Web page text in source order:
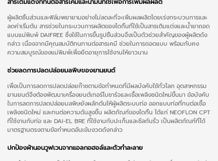
ผู้ผลิตชิ้นส่วนและฟิล์มพยายามอย่างไม่ลดละที่จะเพิ่มผลผลิตโดยเร่งกระบวนการและ
ลดค่าเริ่มต้น สารช่วยในกระบวนการผลิตของไดกิ้นที่ใช้เป็นสารเติมแต่งและน้ำยาถอด
แบบแม่พิมพ์ DAIFREE ซึ่งใช้ในการขึ้นรูปชิ้นส่วนจึงเป็นตัวช่วยสำคัญของผู้ผลิตดัง
กล่าว เนื่องจากมีคุณสมบัติทนทานต่อสารเคมี ช่วยในการถอดแบบ พร้อมกับคง
ความสมบูรณ์ของแม่พิมพ์เพื่อยืดอายุการใช้งานให้ยาวนาน
ช่วยลดการปลดปล่อยมลพิษของยานยนต์
เพื่อเป็นการลดการปลดปล่อยก๊าซตามข้อกำหนดที่มีผลบังคับใช้ทั่วโลก อุตสาหกรรม
ยานยนต์จึงต้องพัฒนาเครื่องยนต์เทอร์โบชาร์จและเชื้อเพลิงชนิดใหม่ขึ้นมา ข้อบังคับ
ในการลดการปลดปล่อยมลพิษยังผลักดันให้ผู้ผลิตระบบท่อ ออกแบบท่อที่ทนต่อเชื้อ
เพลิงชนิดใหม่ และทนต่อความดันสูงขึ้น ผลิตภัณฑ์ของไดกิ้น ได้แก่ NEOFLON CPT
ที่ใช้งานกับท่อ และ DAI-EL BRE ที่ใช้งานกับปะเก็นและซีลกันรั่ว เป็นผลิตภัณฑ์ที่ได้
มาตรฐานตรงตามข้อกำหนดอันเข้มงวดดังกล่าว
ปกป้องผ้านอนวูฟเวนจากแอลกอฮอล์และตัวทำละลาย